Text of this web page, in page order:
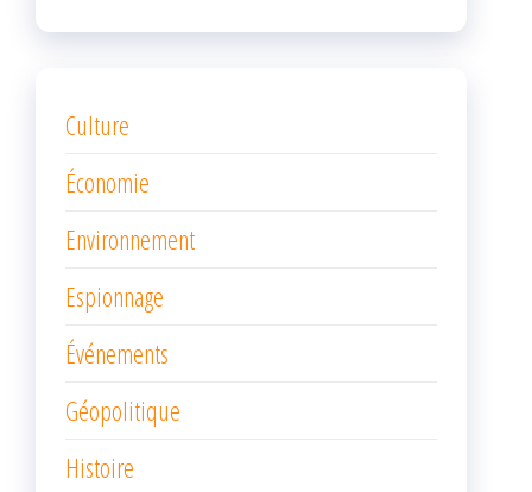
Culture
Économie
Environnement
Espionnage
Événements
Géopolitique
Histoire